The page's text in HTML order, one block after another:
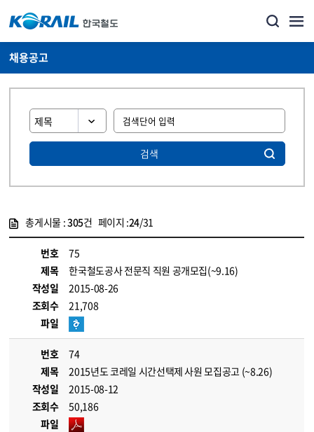
채용공고
검색
총게시물 :305건 페이지 :24/31
번호
75
제목
한국철도공사 전문직 직원 공개모집(~9.16)
작성일
2015-08-26
조회수
21,708
파일
번호
74
제목
2015년도 코레일 시간선택제 사원 모집공고 (~8.26)
작성일
2015-08-12
조회수
50,186
파일